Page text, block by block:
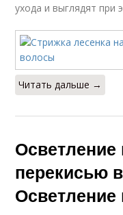
ухода и выглядят при
Читать дальше →
Осветление
перекисью